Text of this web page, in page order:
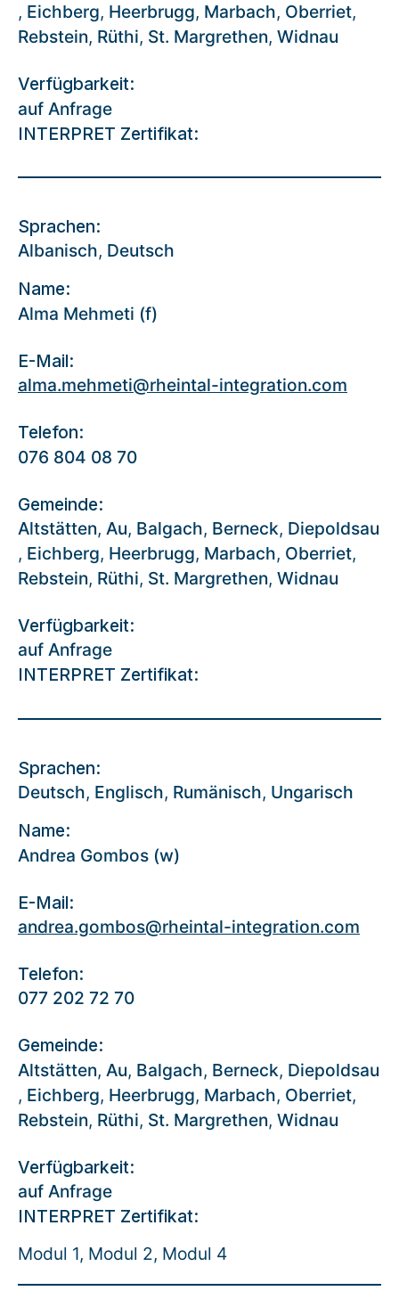
, Eichberg, Heerbrugg, Marbach, Oberriet,
Rebstein, Rüthi, St. Margrethen, Widnau
Verfügbarkeit:
auf Anfrage
INTERPRET Zertifikat:
Sprachen:
Albanisch, Deutsch
Name:
Alma Mehmeti (f)
E-Mail:
alma.mehmeti@rheintal-integration.com
Telefon:
076 804 08 70
Gemeinde:
Altstätten, Au, Balgach, Berneck, Diepoldsau
, Eichberg, Heerbrugg, Marbach, Oberriet,
Rebstein, Rüthi, St. Margrethen, Widnau
Verfügbarkeit:
auf Anfrage
INTERPRET Zertifikat:
Sprachen:
Deutsch, Englisch, Rumänisch, Ungarisch
Name:
Andrea Gombos (w)
E-Mail:
andrea.gombos@rheintal-integration.com
Telefon:
077 202 72 70
Gemeinde:
Altstätten, Au, Balgach, Berneck, Diepoldsau
, Eichberg, Heerbrugg, Marbach, Oberriet,
Rebstein, Rüthi, St. Margrethen, Widnau
Verfügbarkeit:
auf Anfrage
INTERPRET Zertifikat:
Modul 1, Modul 2, Modul 4